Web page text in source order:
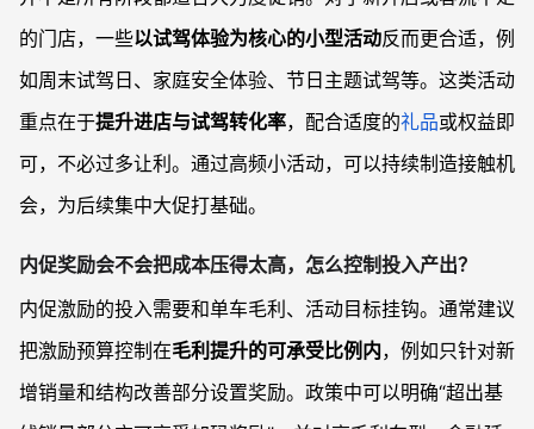
的门店，一些以试驾体验为核心的小型活动反而更合适，例
如周末试驾日、家庭安全体验、节日主题试驾等。这类活动
重点在于提升进店与试驾转化率，配合适度的礼品或权益即
可，不必过多让利。通过高频小活动，可以持续制造接触机
会，为后续集中大促打基础。
内促奖励会不会把成本压得太高，怎么控制投入产出？
内促激励的投入需要和单车毛利、活动目标挂钩。通常建议
把激励预算控制在毛利提升的可承受比例内，例如只针对新
增销量和结构改善部分设置奖励。政策中可以明确“超出基